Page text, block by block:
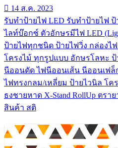
14 ส.ค. 2023
รับทําป้ายไฟ LED รับทำป้ายไฟ ป้
ไลท์บ๊อกซ์ ตัวอักษรมีไฟ LED
ป้ายไฟทุกชนิด ป้ายไฟวิ่ง กล่องไ
โครงไม้ ทุกรูปแบบ อักษรโลหะ
นีออนดัด ไฟนีออนเส้น นีออนเฟล็
ไฟทรงกลม/เหลี่ยม ป้ายไวนิล โคร
ธงชายหาด X-Stand RollUp ตร
สินค้า สติ